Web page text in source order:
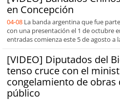
en Concepción
04-08 La banda argentina que fue
con una presentación el 1 de octubre
entradas comienza este 5 de agosto a
[VIDEO] Diputados del
tenso cruce con el
congelamiento de
público